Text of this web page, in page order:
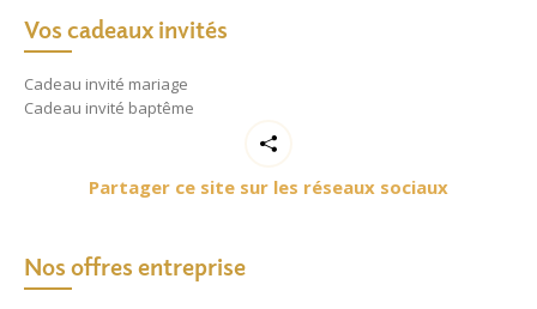
Vos cadeaux invités
Cadeau invité mariage
Cadeau invité baptême
Partager ce site sur les réseaux sociaux
Nos offres entreprise